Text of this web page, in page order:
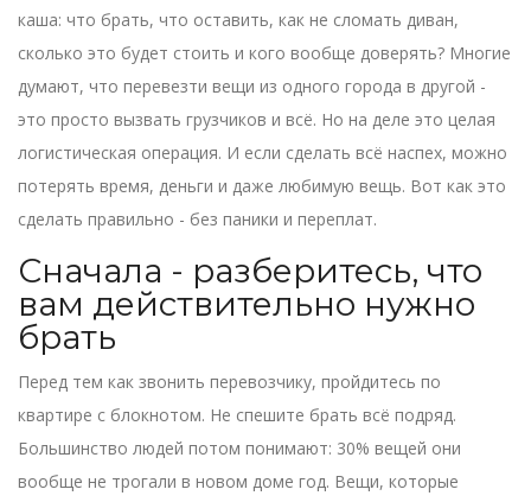
каша: что брать, что оставить, как не сломать диван,
сколько это будет стоить и кого вообще доверять? Многие
думают, что перевезти вещи из одного города в другой -
это просто вызвать грузчиков и всё. Но на деле это целая
логистическая операция. И если сделать всё наспех, можно
потерять время, деньги и даже любимую вещь. Вот как это
сделать правильно - без паники и переплат.
Сначала - разберитесь, что
вам действительно нужно
брать
Перед тем как звонить перевозчику, пройдитесь по
квартире с блокнотом. Не спешите брать всё подряд.
Большинство людей потом понимают: 30% вещей они
вообще не трогали в новом доме год. Вещи, которые